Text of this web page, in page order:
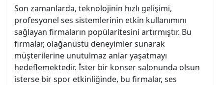
Son zamanlarda, teknolojinin hızlı gelişimi,
profesyonel ses sistemlerinin etkin kullanımını
sağlayan firmaların popülaritesini artırmıştır. Bu
firmalar, olağanüstü deneyimler sunarak
müşterilerine unutulmaz anlar yaşatmayı
hedeflemektedir. İster bir konser salonunda olsun
isterse bir spor etkinliğinde, bu firmalar, ses